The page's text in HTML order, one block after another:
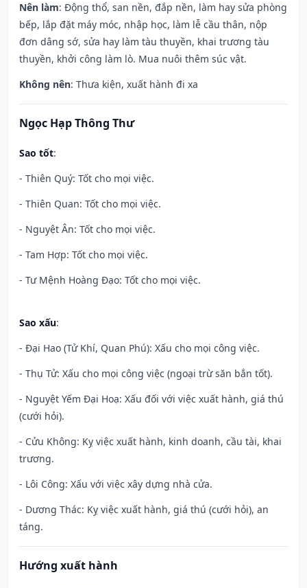
Nên làm: Động thổ, san nền, đắp nền, làm hay sửa phòng
bếp, lắp đặt máy móc, nhập học, làm lễ cầu thân, nộp
đơn dâng sớ, sửa hay làm tàu thuyền, khai trương tàu
thuyền, khởi công làm lò. Mua nuôi thêm súc vật.
Không nên: Thưa kiện, xuất hành đi xa
Ngọc Hạp Thông Thư
Sao tốt:
- Thiên Quý: Tốt cho mọi việc.
- Thiên Quan: Tốt cho mọi việc.
- Nguyệt Ân: Tốt cho mọi việc.
- Tam Hợp: Tốt cho mọi việc.
- Tư Mệnh Hoàng Đạo: Tốt cho mọi việc.
Sao xấu:
- Đại Hao (Tử Khí, Quan Phú): Xấu cho mọi công việc.
- Thụ Tử: Xấu cho mọi công việc (ngoại trừ săn bắn tốt).
- Nguyệt Yếm Đại Hoạ: Xấu đối với việc xuất hành, giá thú
(cưới hỏi).
- Cửu Không: Kỵ việc xuất hành, kinh doanh, cầu tài, khai
trương.
- Lôi Công: Xấu với việc xây dựng nhà cửa.
- Dương Thác: Kỵ việc xuất hành, giá thú (cưới hỏi), an
táng.
Hướng xuất hành